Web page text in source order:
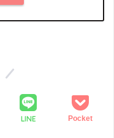
LINE Pocket